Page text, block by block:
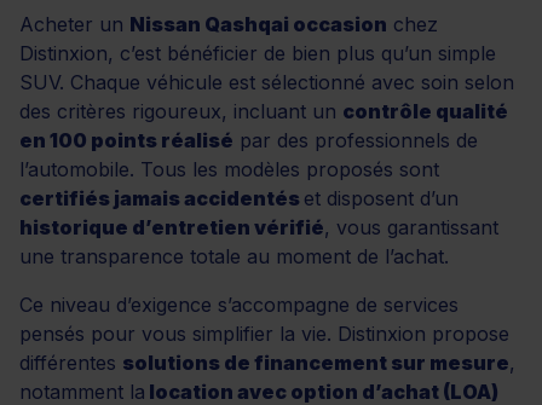
Acheter un Nissan Qashqai occasion chez
Distinxion, c’est bénéficier de bien plus qu’un simple
SUV. Chaque véhicule est sélectionné avec soin selon
des critères rigoureux, incluant un contrôle qualité
en 100 points réalisé par des professionnels de
l’automobile. Tous les modèles proposés sont
certifiés jamais accidentés et disposent d’un
historique d’entretien vérifié, vous garantissant
une transparence totale au moment de l’achat.
Ce niveau d’exigence s’accompagne de services
pensés pour vous simplifier la vie. Distinxion propose
différentes solutions de financement sur mesure,
notamment la location avec option d’achat (LOA)